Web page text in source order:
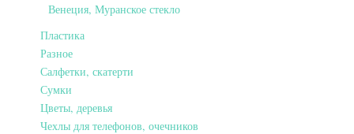
Венеция, Муранское стекло
Пластика
Разное
Салфетки, скатерти
Сумки
Цветы, деревья
Чехлы для телефонов, очечников